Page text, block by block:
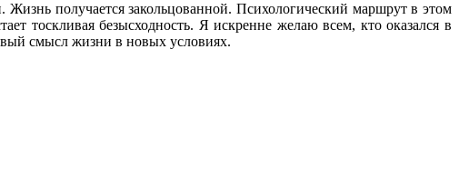
получается закольцованной. Психологический маршрут в этом
тоскливая безысходность. Я искренне желаю всем, кто оказался в
смысл жизни в новых условиях.